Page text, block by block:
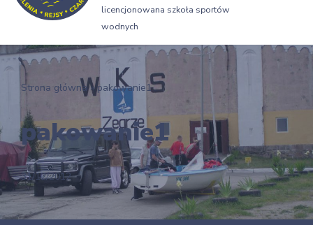
licencjonowana szkoła sportów
wodnych
Strona główna»pakowanie1
pakowanie1
31/12/2012